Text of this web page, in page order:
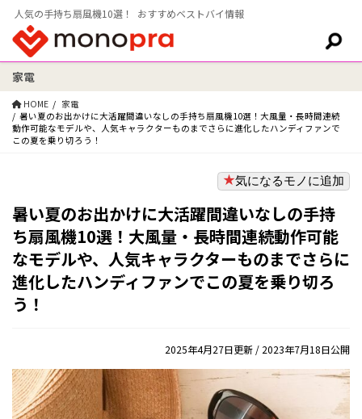
人気の手持ち扇風機10選！ おすすめベストバイ情報
検索:
家電
HOME
家電
暑い夏のお出かけに大活躍間違いなしの手持ち扇風機10選！大風量・長時間連続
動作可能なモデルや、人気キャラクターものまでさらに進化したハンディファンで
この夏を乗り切ろう！
気になるモノに追加
暑い夏のお出かけに大活躍間違いなしの手持
ち扇風機10選！大風量・長時間連続動作可能
なモデルや、人気キャラクターものまでさらに
進化したハンディファンでこの夏を乗り切ろ
う！
2025年4月27日更新 / 2023年7月18日公開